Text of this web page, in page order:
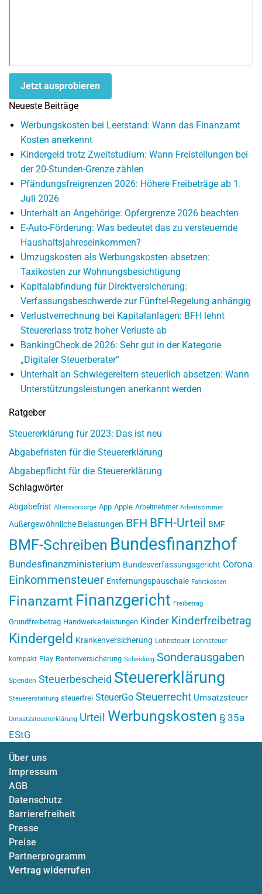
Jetzt ausprobieren
Neueste Beiträge
Werbungskosten bei Leerstand: Wann das Finanzamt
Kosten anerkennt
Kindergeld trotz Zweitstudium: Wann Freistellungen bei
der 20-Stunden-Grenze zählen
Pfändungsfreigrenzen 2026: Höhere Freibeträge ab 1.
Juli 2026
Unterhalt an Angehörige: Opfergrenze 2026 beachten
E-Auto-Förderung: Was bedeutet das zu versteuernde
Haushaltsjahreseinkommen?
Umzugskosten als Werbungskosten absetzen:
Taxikosten zur Wohnungsbesichtigung
Kapitalabfindung für Direktversicherung:
Verfassungsbeschwerde zur Fünftel-Regelung anhängig
Verlustverrechnung bei Kapitalanlagen: BFH lehnt
Steuererlass trotz hoher Verluste ab
BankingCheck.de 2026: Sehr gut in der Kategorie
„Digitaler Steuerberater“
Unterhalt an Schwiegereltern steuerlich absetzen: Wann
Unterstützungsleistungen anerkannt werden
Ratgeber
Steuererklärung für 2023: Das ist neu
Abgabefristen für die Steuererklärung
Abgabepflicht für die Steuererklärung
Schlagwörter
Abgabefrist Altersvorsorge App Apple Arbeitnehmer Arbeitszimmer
Außergewöhnliche Belastungen BFH BFH-Urteil BMF
BMF-Schreiben Bundesfinanzhof
Bundesfinanzministerium Bundesverfassungsgericht Corona
Einkommensteuer Entfernungspauschale Fahrtkosten
Finanzamt Finanzgericht Freibetrag
Grundfreibetrag Handwerkerleistungen Kinder Kinderfreibetrag
Kindergeld Krankenversicherung Lohnsteuer Lohnsteuer
kompakt Play Rentenversicherung Scheidung Sonderausgaben
Spenden Steuerbescheid Steuererklärung
Steuererstattung steuerfrei SteuerGo Steuerrecht Umsatzsteuer
Umsatzsteuererklärung Urteil Werbungskosten § 35a
EStG
Über uns
Impressum
AGB
Datenschutz
Barrierefreiheit
Presse
Preise
Partnerprogramm
Vertrag widerrufen